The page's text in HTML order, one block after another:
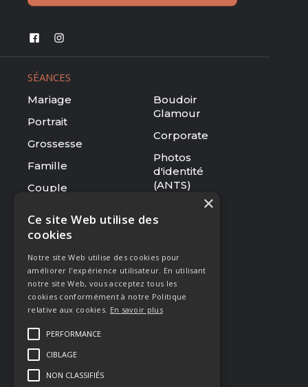
SÉANCES
Mariage
Portrait
Grossesse
Famille
Couple
Boudoir
Glamour
Corporate
Photos
d'identité
(ANTS)
RESSOURCES
Le studio
Galerie
Blog
Mentions légales
CGV
Presse & Distinctions
Ce site Web utilise des
cookies
Notre site Web utilise des cookies pour
améliorer l'expérience utilisateur. En utilisant
notre site Web, vous acceptez tous les
cookies conformément à notre Politique
relative aux cookies. En savoir plus
PERFORMANCE
CIBLAGE
NON CLASSIFIÉS
×